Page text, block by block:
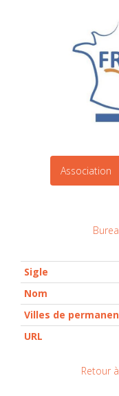
Association
Sigle
Nom
Villes de
URL
Retour